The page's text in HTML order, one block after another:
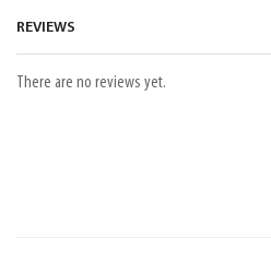
REVIEWS
There are no reviews yet.